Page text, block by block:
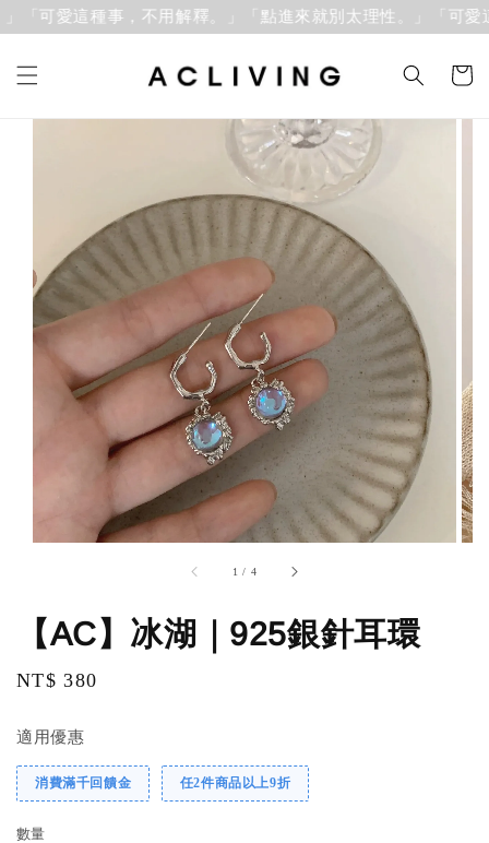
可愛這種事，不用解釋。」 「點進來就別太理性。」「可愛這
1 / 4
【AC】冰湖｜925銀針耳環
Regular
NT$ 380
適用優惠
消費滿千回饋金 任2件商品以上9折
數量